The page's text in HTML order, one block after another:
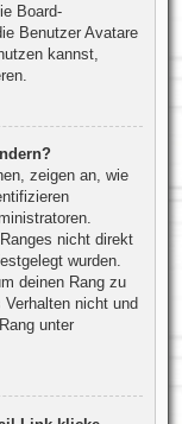
Board-
Benutzer Avatare
kannst,
zeigen an, wie
nicht direkt
wurden.
deinen Rang zu
nicht und
unter